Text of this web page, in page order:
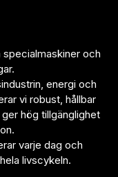
specialmaskiner och
energi och
vi robust, hållbar
hög tillgänglighet
varje dag och
livscykeln.